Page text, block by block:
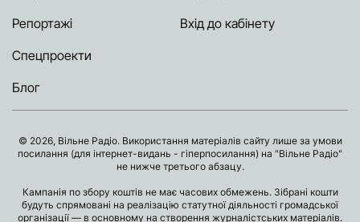
Репортажі
Спецпроекти
Блог
Вхід до кабінету
© 2026, Вільне Радіо. Використання матеріалів сайту лише за умови
посилання (для інтернет-видань - гіперпосилання) на "Вільне Радіо"
не нижче третього абзацу.
Кампанія по збору коштів не має часових обмежень. Зібрані кошти
будуть спрямовані на реалізацію статутної діяльності громадської
організації — в основному на створення журналістських матеріалів.